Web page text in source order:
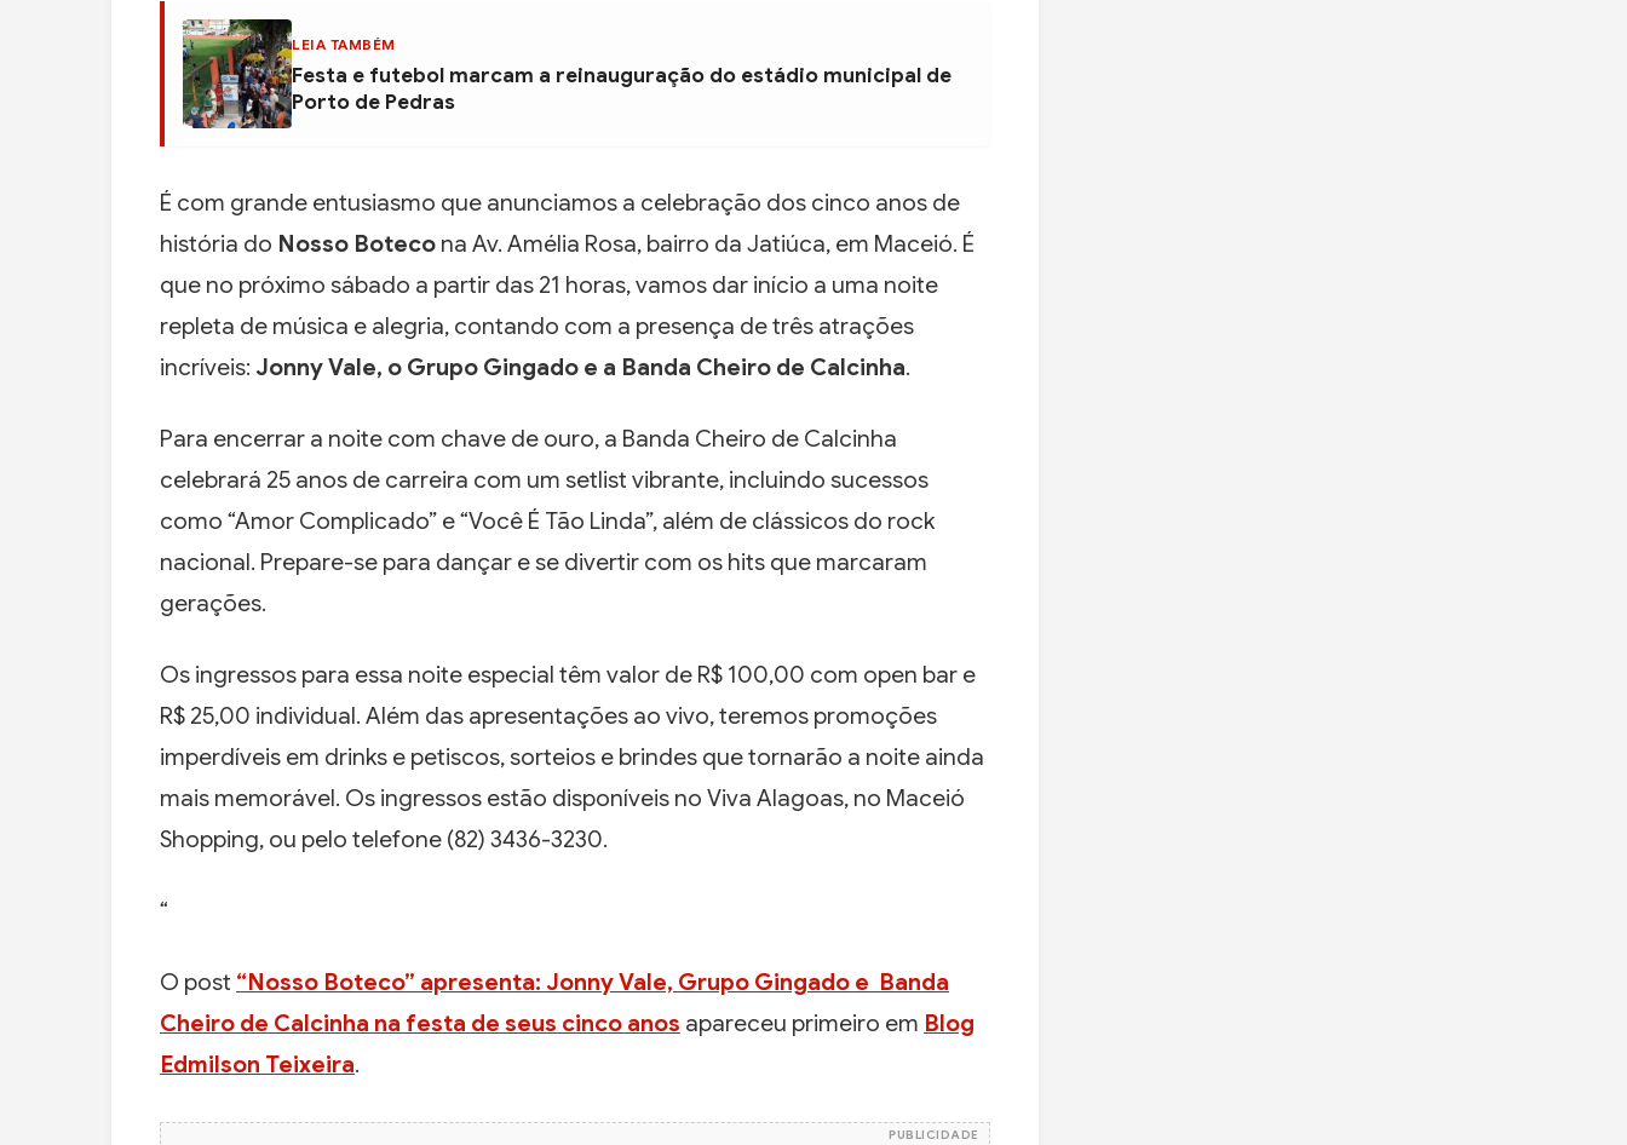
LEIA TAMBÉM
Festa e futebol marcam a reinauguração do estádio municipal de
Porto de Pedras
É com grande entusiasmo que anunciamos a celebração dos cinco anos de
história do Nosso Boteco na Av. Amélia Rosa, bairro da Jatiúca, em Maceió. É
que no próximo sábado a partir das 21 horas, vamos dar início a uma noite
repleta de música e alegria, contando com a presença de três atrações
incríveis: Jonny Vale, o Grupo Gingado e a Banda Cheiro de Calcinha.
Para encerrar a noite com chave de ouro, a Banda Cheiro de Calcinha
celebrará 25 anos de carreira com um setlist vibrante, incluindo sucessos
como “Amor Complicado” e “Você É Tão Linda”, além de clássicos do rock
nacional. Prepare-se para dançar e se divertir com os hits que marcaram
gerações.
Os ingressos para essa noite especial têm valor de R$ 100,00 com open bar e
R$ 25,00 individual. Além das apresentações ao vivo, teremos promoções
imperdíveis em drinks e petiscos, sorteios e brindes que tornarão a noite ainda
mais memorável. Os ingressos estão disponíveis no Viva Alagoas, no Maceió
Shopping, ou pelo telefone (82) 3436-3230.
“
O post “Nosso Boteco” apresenta: Jonny Vale, Grupo Gingado e Banda
Cheiro de Calcinha na festa de seus cinco anos apareceu primeiro em Blog
Edmilson Teixeira.
PUBLICIDADE